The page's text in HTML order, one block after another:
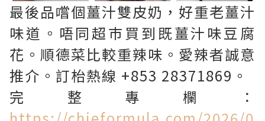
最後品嚐個薑汁雙皮奶，好重老薑汁
味道。唔同超巿買到既薑汁味豆腐
花。順德菜比較重辣味。愛辣者誠意
推介。訂枱熱線 +853 28371869。
完整專欄：